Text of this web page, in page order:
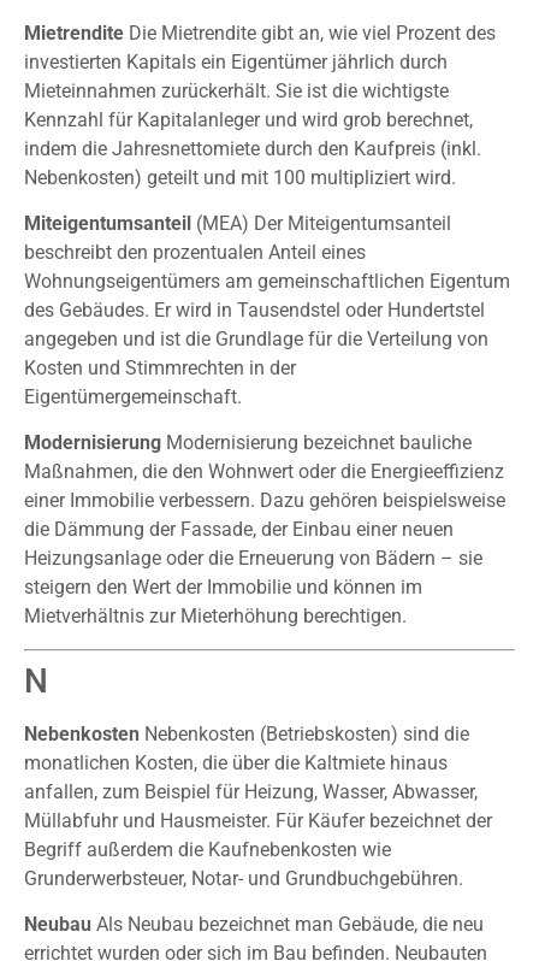
Mietrendite Die Mietrendite gibt an, wie viel Prozent des
investierten Kapitals ein Eigentümer jährlich durch
Mieteinnahmen zurückerhält. Sie ist die wichtigste
Kennzahl für Kapitalanleger und wird grob berechnet,
indem die Jahresnettomiete durch den Kaufpreis (inkl.
Nebenkosten) geteilt und mit 100 multipliziert wird.
Miteigentumsanteil (MEA) Der Miteigentumsanteil
beschreibt den prozentualen Anteil eines
Wohnungseigentümers am gemeinschaftlichen Eigentum
des Gebäudes. Er wird in Tausendstel oder Hundertstel
angegeben und ist die Grundlage für die Verteilung von
Kosten und Stimmrechten in der
Eigentümergemeinschaft.
Modernisierung Modernisierung bezeichnet bauliche
Maßnahmen, die den Wohnwert oder die Energieeffizienz
einer Immobilie verbessern. Dazu gehören beispielsweise
die Dämmung der Fassade, der Einbau einer neuen
Heizungsanlage oder die Erneuerung von Bädern – sie
steigern den Wert der Immobilie und können im
Mietverhältnis zur Mieterhöhung berechtigen.
N
Nebenkosten Nebenkosten (Betriebskosten) sind die
monatlichen Kosten, die über die Kaltmiete hinaus
anfallen, zum Beispiel für Heizung, Wasser, Abwasser,
Müllabfuhr und Hausmeister. Für Käufer bezeichnet der
Begriff außerdem die Kaufnebenkosten wie
Grunderwerbsteuer, Notar- und Grundbuchgebühren.
Neubau Als Neubau bezeichnet man Gebäude, die neu
errichtet wurden oder sich im Bau befinden. Neubauten